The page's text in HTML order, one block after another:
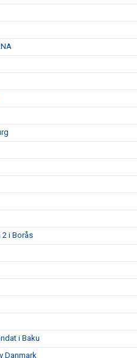
2 i Borås
i Baku
Danmark